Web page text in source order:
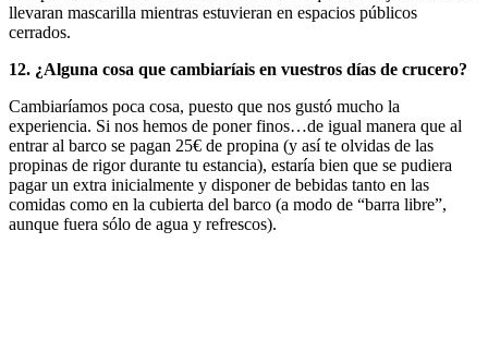
llevaran mascarilla mientras estuvieran en espacios públicos
cerrados.
12. ¿Alguna cosa que cambiaríais en vuestros días de crucero?
Cambiaríamos poca cosa, puesto que nos gustó mucho la
experiencia. Si nos hemos de poner finos…de igual manera que al
entrar al barco se pagan 25€ de propina (y así te olvidas de las
propinas de rigor durante tu estancia), estaría bien que se pudiera
pagar un extra inicialmente y disponer de bebidas tanto en las
comidas como en la cubierta del barco (a modo de “barra libre”,
aunque fuera sólo de agua y refrescos).